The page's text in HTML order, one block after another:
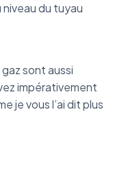
du tuyau
sont aussi
impérativement
je vous l’ai dit plus